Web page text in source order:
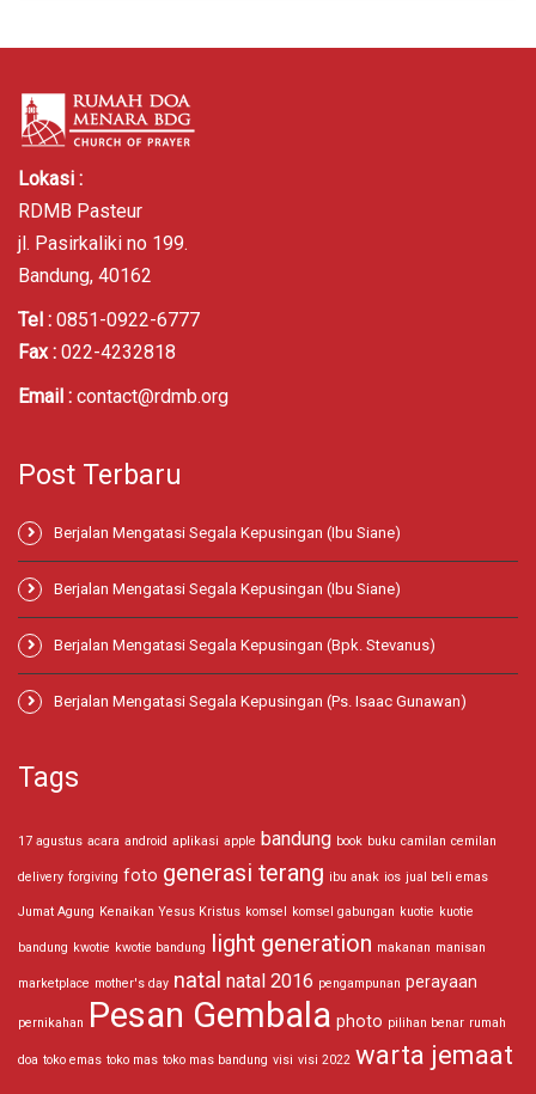
Lokasi :
RDMB Pasteur
jl. Pasirkaliki no 199.
Bandung, 40162
Tel : 0851-0922-6777
Fax : 022-4232818
Email : contact@rdmb.org
Post Terbaru
Berjalan Mengatasi Segala Kepusingan (Ibu Siane)
Berjalan Mengatasi Segala Kepusingan (Ibu Siane)
Berjalan Mengatasi Segala Kepusingan (Bpk. Stevanus)
Berjalan Mengatasi Segala Kepusingan (Ps. Isaac Gunawan)
Tags
17 agustus acara android aplikasi apple bandung book buku camilan cemilan
delivery forgiving foto generasi terang ibu anak ios jual beli emas
Jumat Agung Kenaikan Yesus Kristus komsel komsel gabungan kuotie kuotie
bandung kwotie kwotie bandung light generation makanan manisan
marketplace mother's day natal natal 2016 pengampunan perayaan
pernikahan Pesan Gembala photo pilihan benar rumah
doa toko emas toko mas toko mas bandung visi visi 2022 warta jemaat